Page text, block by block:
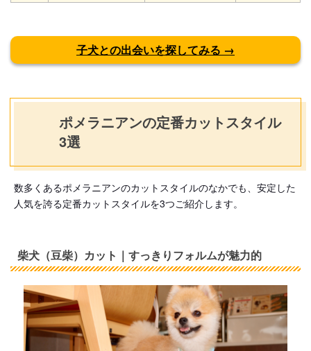
子犬との出会いを探してみる →
ポメラニアンの定番カットスタイル
3選
数多くあるポメラニアンのカットスタイルのなかでも、安定した
人気を誇る定番カットスタイルを3つご紹介します。
柴犬（豆柴）カット｜すっきりフォルムが魅力的